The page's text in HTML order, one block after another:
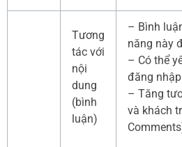
Tương
tác với
nội
dung
(bình
luận)
– Bình
năng này
– Có thể
đăng
– Tăng
và khách